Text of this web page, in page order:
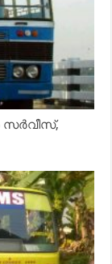
സര്‍വീസ്,